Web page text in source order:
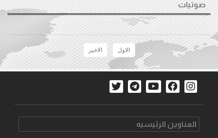
صوتیات
الاول الاخیر
العناوین الرئیسیه